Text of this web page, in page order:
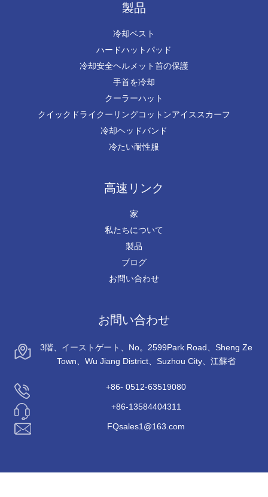
製品
冷却ベスト
ハードハットパッド
冷却安全ヘルメット首の保護
手首を冷却
クーラーハット
クイックドライクーリングコットンアイススカーフ
冷却ヘッドバンド
冷たい耐性服
高速リンク
家
私たちについて
製品
ブログ
お問い合わせ
お問い合わせ
3階、イーストゲート、No。2599Park Road、Sheng Ze
Town、Wu Jiang District、Suzhou City、江蘇省
+86- 0512-63519080
+86-13584404311
FQsales1@163.com